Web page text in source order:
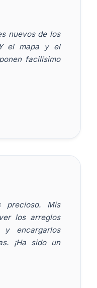
nuevos de los
el mapa y el
facilísimo
precioso. Mis
los arreglos
y encargarlos
¡Ha sido un